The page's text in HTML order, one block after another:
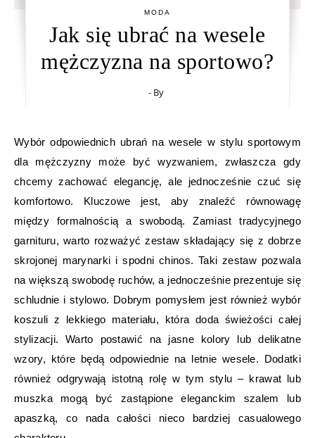
MODA
Jak się ubrać na wesele
mężczyzna na sportowo?
- By
Wybór odpowiednich ubrań na wesele w stylu sportowym
dla mężczyzny może być wyzwaniem, zwłaszcza gdy
chcemy zachować elegancję, ale jednocześnie czuć się
komfortowo. Kluczowe jest, aby znaleźć równowagę
między formalnością a swobodą. Zamiast tradycyjnego
garnituru, warto rozważyć zestaw składający się z dobrze
skrojonej marynarki i spodni chinos. Taki zestaw pozwala
na większą swobodę ruchów, a jednocześnie prezentuje się
schludnie i stylowo. Dobrym pomysłem jest również wybór
koszuli z lekkiego materiału, która doda świeżości całej
stylizacji. Warto postawić na jasne kolory lub delikatne
wzory, które będą odpowiednie na letnie wesele. Dodatki
również odgrywają istotną rolę w tym stylu – krawat lub
muszka mogą być zastąpione eleganckim szalem lub
apaszką, co nada całości nieco bardziej casualowego